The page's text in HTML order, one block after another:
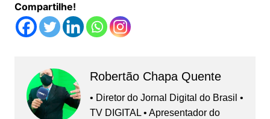
Compartilhe!
Robertão Chapa Quente
• Diretor do Jornal Digital do Brasil •
TV DIGITAL • Apresentador do